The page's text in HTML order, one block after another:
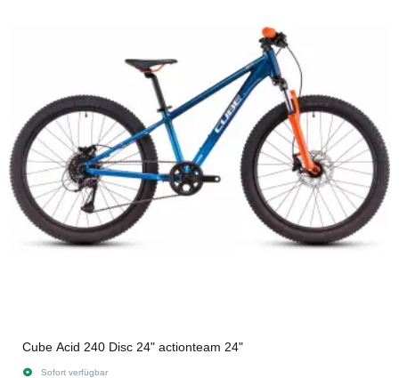
Cube Acid 240 Disc 24" actionteam 24"
Sofort verfügbar